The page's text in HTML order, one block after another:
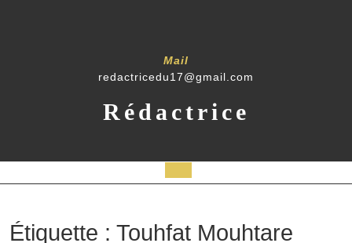
Mail
redactricedu17@gmail.com
Rédactrice
Button
Étiquette : Touhfat Mouhtare